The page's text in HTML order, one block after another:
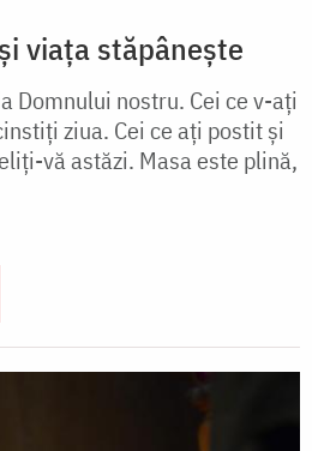
viața stăpânește
Domnului nostru. Cei ce v-ați
ziua. Cei ce ați postit și
vă astăzi. Masa este plină,